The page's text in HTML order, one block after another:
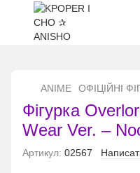
ANIME ОФІЦІЙНІ
Фігурка
Wear Ver. –
Артикул: 02567